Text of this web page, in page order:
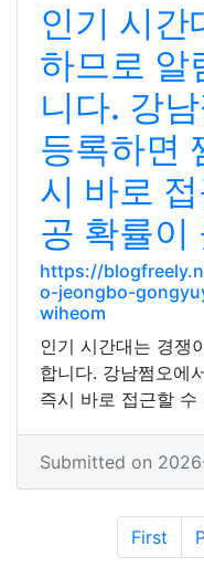
인기 시간
하므로 알
니다. 강
등록하면
시 바로
공 확률이
https://
o-jeongbo-
wiheom
인기 시간대는 경쟁
합니다. 강남쩜오에
즉시 바로 접근할
Submitted on
First